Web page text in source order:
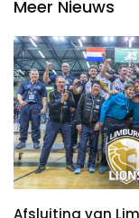
Meer Nieuws
Afsluiting van